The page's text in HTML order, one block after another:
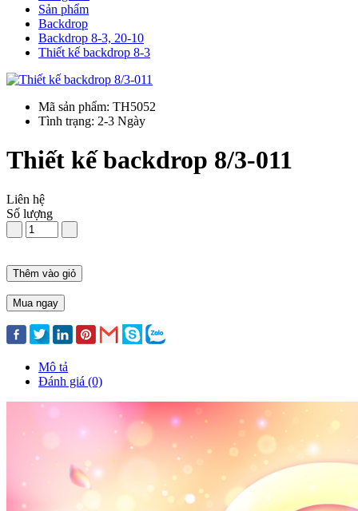
Sản phẩm
Backdrop
Backdrop 8-3, 20-10
Thiết kế backdrop 8-3
Mã sản phẩm: TH5052
Tình trạng: 2-3 Ngày
Thiết kế backdrop 8/3-011
Liên hệ
Số lượng
Thêm vào giỏ
Mua ngay
Mô tả
Đánh giá (0)